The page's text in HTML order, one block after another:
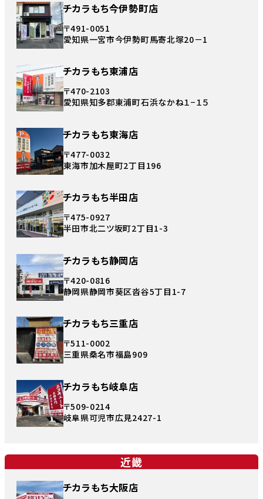
チカラもち今伊勢町店
〒491-0051
愛知県一宮市今伊勢町馬寄北塚20－1
チカラもち東浦店
〒470-2103
愛知県知多郡東浦町石浜なかね１−１５
チカラもち東海店
〒477-0032
東海市加木屋町2丁目196
チカラもち半田店
〒475-0927
半田市北二ツ坂町2丁目1-3
チカラもち静岡店
〒420-0816
静岡県静岡市葵区沓谷5丁目1-7
チカラもち三重店
〒511-0002
三重県桑名市福島909
チカラもち岐阜店
〒509-0214
岐阜県可児市広見2427-1
近畿
チカラもち大阪店